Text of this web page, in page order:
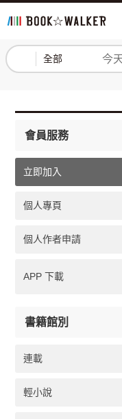
全部 登入
會員服務
立即加入
個人專頁
個人作者申請
APP 下載
書籍館別
連載
輕小說